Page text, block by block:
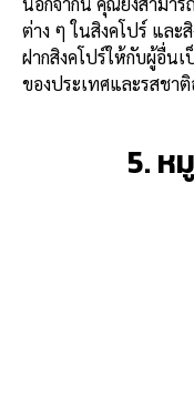
ต่าง ๆ ในสิงคโปร์ และ
ฝากสิงคโปร์ให้กับผู้อื่น
ของประเทศและรสชา
5. ห